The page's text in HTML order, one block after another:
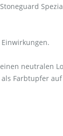
neutralen
Farbtupfer